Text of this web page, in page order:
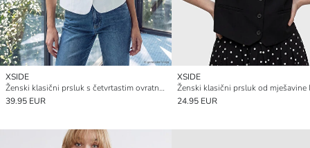
XSIDE
Ženski klasični prsluk s četvrtastim ovratnikom na remenčiće
39.95 EUR
XSIDE
Ženski klasični prsluk od mješavine
24.95 EUR